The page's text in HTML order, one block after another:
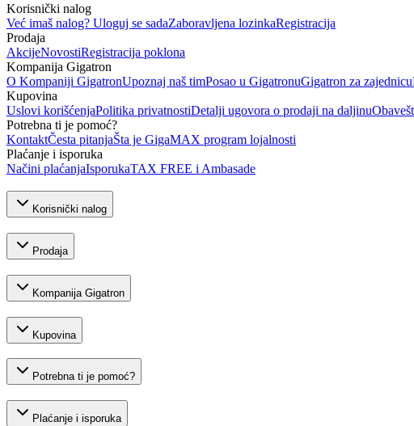
Korisnički nalog
Već imaš nalog? Uloguj se sadaZaboravljena lozinkaRegistracija
Prodaja
AkcijeNovostiRegistracija poklona
Kompanija Gigatron
O Kompaniji GigatronUpoznaj naš timPosao u GigatronuGigatron za zajednicu
Kupovina
Uslovi korišćenjaPolitika privatnostiDetalji ugovora o prodaji na daljinu
Potrebna ti je pomoć?
KontaktČesta pitanjaŠta je GigaMAX program lojalnosti
Plaćanje i isporuka
Načini plaćanjaIsporukaTAX FREE i Ambasade
Korisnički nalog
Prodaja
Kompanija Gigatron
Kupovina
Potrebna ti je pomoć?
Plaćanje i isporuka